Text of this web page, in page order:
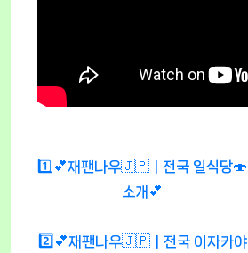
1️⃣💕재팬나우🇯🇵ㅣ전국 일식당🍣
소개💕
2️⃣💕재팬나우🇯🇵ㅣ전국 이자카야